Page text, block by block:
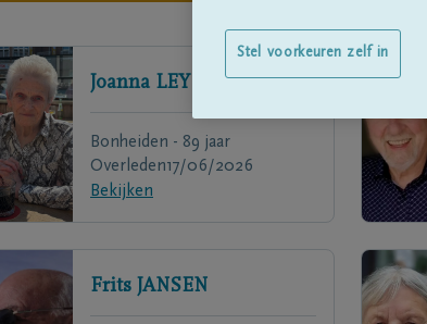
Joanna LEYS
Bonheiden - 89 jaar
Overleden17/06/2026
Bekijken
Frits JANSEN
Stel voorkeuren zelf in